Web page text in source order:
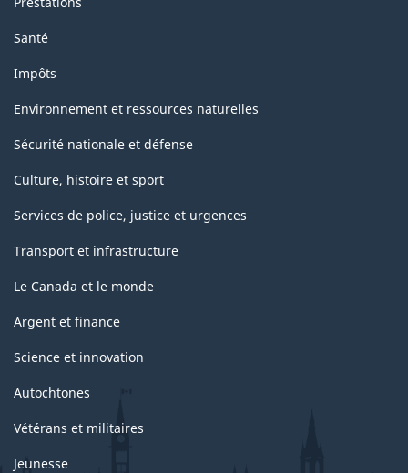
Santé
Impôts
Environnement et ressources naturelles
Sécurité nationale et défense
Culture, histoire et sport
Services de police, justice et urgences
Transport et infrastructure
Le Canada et le monde
Argent et finance
Science et innovation
Autochtones
Vétérans et militaires
Jeunesse